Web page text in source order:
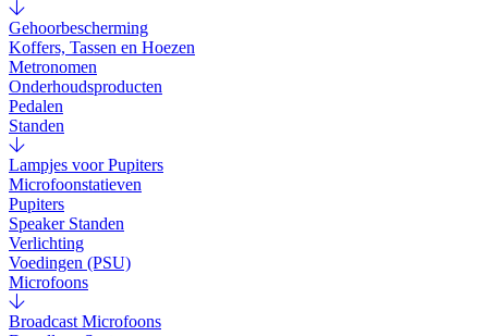
Gehoorbescherming
Koffers, Tassen en Hoezen
Metronomen
Onderhoudsproducten
Pedalen
Standen
Lampjes voor Pupiters
Microfoonstatieven
Pupiters
Speaker Standen
Verlichting
Voedingen (PSU)
Microfoons
Broadcast Microfoons